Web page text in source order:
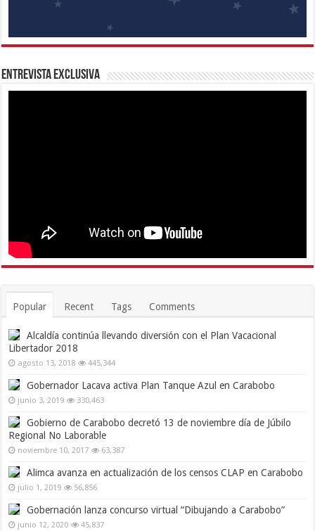
Entrevista Exclusiva
Popular Recent Tags Comments
Alcaldía continúa llevando diversión con el Plan Vacacional
Libertador 2018
agosto 13, 2018 445,344
Gobernador Lacava activa Plan Tanque Azul en Carabobo
junio 3, 2019 330,463
Gobierno de Carabobo decretó 13 de noviembre día de Júbilo
Regional No Laborable
noviembre 10, 2017 63,387
Alimca avanza en actualización de los censos CLAP en Carabobo
julio 1, 2019 56,856
Gobernación lanza concurso virtual “Dibujando a Carabobo”
junio 12, 2020 45,837